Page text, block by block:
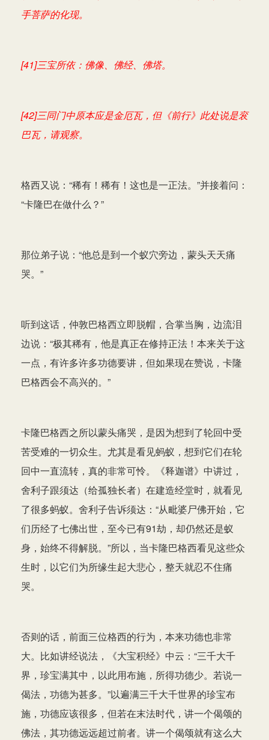
手菩萨的化现。
[41]三宝所依：佛像、佛经、佛塔。
[42]三同门中原本应是金厄瓦，但《前行》此处说是衮
巴瓦，请观察。
格西又说：“稀有！稀有！这也是一正法。”并接着问：
“卡隆巴在做什么？”
那位弟子说：“他总是到一个蚁穴旁边，蒙头天天痛
哭。”
听到这话，仲敦巴格西立即脱帽，合掌当胸，边流泪
边说：“极其稀有，他是真正在修持正法！本来关于这
一点，有许多许多功德要讲，但如果现在赞说，卡隆
巴格西会不高兴的。”
卡隆巴格西之所以蒙头痛哭，是因为想到了轮回中受
苦受难的一切众生。尤其是看见蚂蚁，想到它们在轮
回中一直流转，真的非常可怜。《释迦谱》中讲过，
舍利子跟须达（给孤独长者）在建造经堂时，就看见
了很多蚂蚁。舍利子告诉须达：“从毗婆尸佛开始，它
们历经了七佛出世，至今已有91劫，却仍然还是蚁
身，始终不得解脱。”所以，当卡隆巴格西看见这些众
生时，以它们为所缘生起大悲心，整天就忍不住痛
哭。
否则的话，前面三位格西的行为，本来功德也非常
大。比如讲经说法，《大宝积经》中云：“三千大千
界，珍宝满其中，以此用布施，所得功德少。若说一
偈法，功德为甚多。”以遍满三千大千世界的珍宝布
施，功德应该很多，但若在末法时代，讲一个偈颂的
佛法，其功德远远超过前者。讲一个偈颂就有这么大